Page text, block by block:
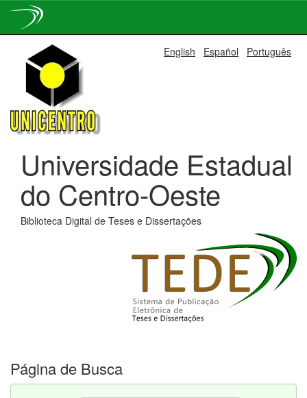
navigation
English Español Português
Universidade Estadual
do Centro-Oeste
Biblioteca Digital de Teses e Dissertações
Página de Busca